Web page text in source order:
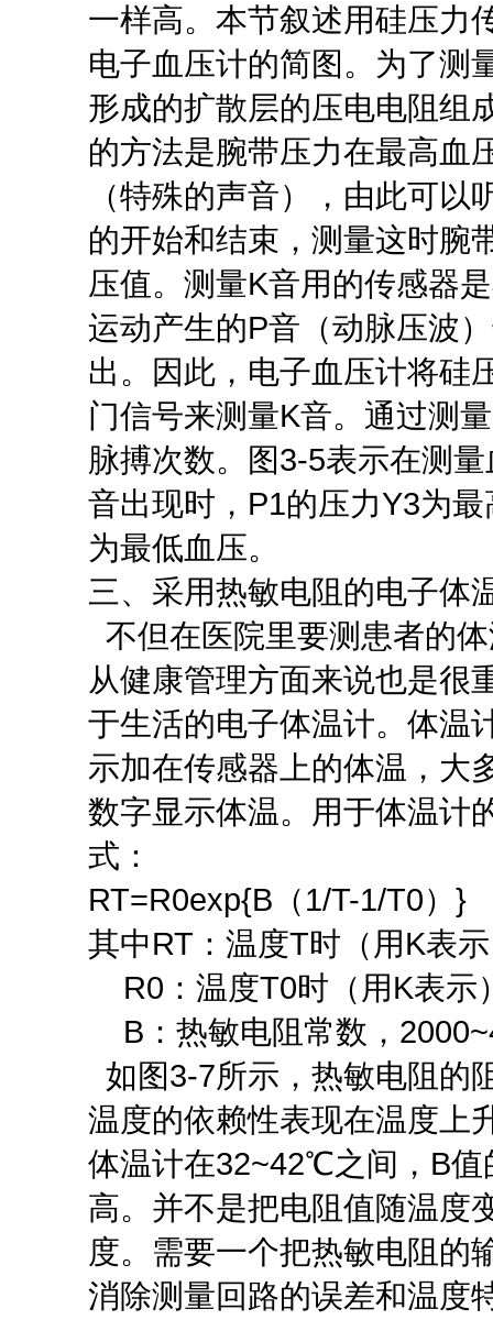
一样高。本节叙述用硅压力
电子血压计的简图。为了测
形成的扩散层的压电电阻组
的方法是腕带压力在最高血
（特殊的声音），由此可
的开始和结束，测量这时腕
压值。测量K音用的传感器
运动产生的P音（动脉压波
出。因此，电子血压计将硅
门信号来测量K音。通过测
脉搏次数。图3-5表示在测
音出现时，P1的压力Y3为
为最低血压。
三、采用热敏电阻的电子体
不但在医院里要测患者的
从健康管理方面来说也是很
于生活的电子体温计。体温
示加在传感器上的体温，大
数字显示体温。用于体温计
式：
RT=R0exp{B（1/T-1/T0）}
其中RT：温度T时（用K表
R0：温度T0时（用K表示
B：热敏电阻常数，
如图3-7所示，热敏电阻的
温度的依赖性表现在温度上
体温计在32~42℃之间，B
高。并不是把电阻值随温度
度。需要一个把热敏电阻的
消除测量回路的误差和温度